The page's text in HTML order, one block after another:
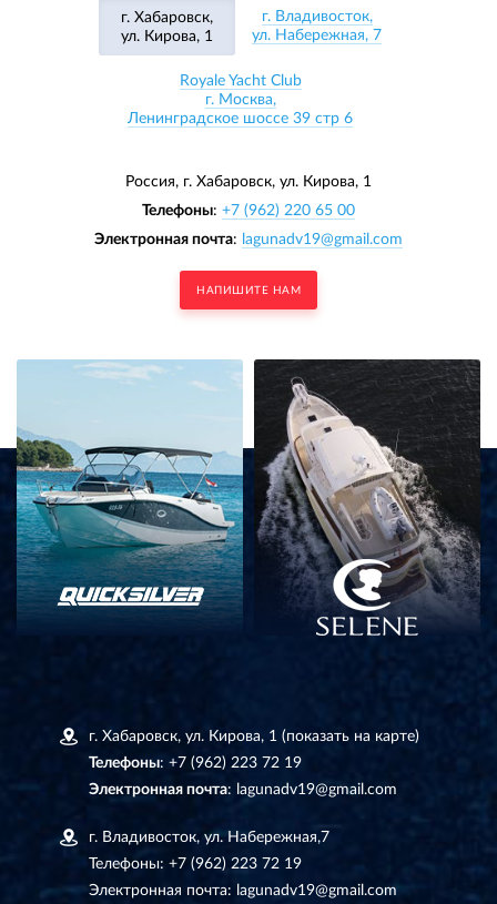
г. Хабаровск,
ул. Кирова, 1
г. Владивосток,
ул. Набережная, 7
Royale Yacht Club
г. Москва,
Ленинградское шоссе 39 стр 6
Россия, г. Хабаровск, ул. Кирова, 1
Телефоны: +7 (962) 220 65 00
Электронная почта: lagunadv19@gmail.com
НАПИШИТЕ НАМ
г. Хабаровск, ул. Кирова, 1 (показать на карте)
Телефоны: +7 (962) 223 72 19
Электронная почта: lagunadv19@gmail.com
г. Владивосток, ул. Набережная,7
Телефоны: +7 (962) 223 72 19
Электронная почта: lagunadv19@gmail.com